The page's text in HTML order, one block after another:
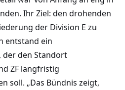
Ihr Ziel: den drohenden
der Division E zu
entstand ein
den Standort
ZF langfristig
soll. „Das Bündnis zeigt,